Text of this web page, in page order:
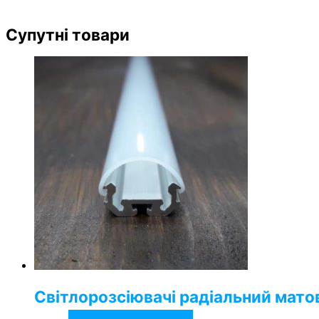
Супутні товари
Світлорозсіювачі радіальний